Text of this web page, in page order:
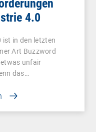
4.0
ist in den letzten
Art Buzzword
unfair
das…